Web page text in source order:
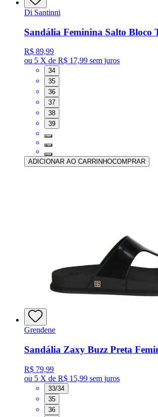
Di Santinni
Sandália Feminina Salto Bloco
R$ 89,99
ou 5 X de R$ 17,99 sem juros
34
35
36
37
38
39
ADICIONAR AO CARRINHOCOMPRAR
Grendene
Sandália Zaxy Buzz Preta
R$ 79,99
ou 5 X de R$ 15,99 sem juros
33/34
35
36